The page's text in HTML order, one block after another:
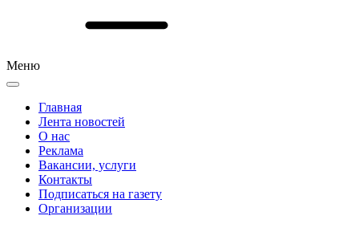
Меню
Главная
Лента новостей
О нас
Реклама
Вакансии, услуги
Контакты
Подписаться на газету
Организации